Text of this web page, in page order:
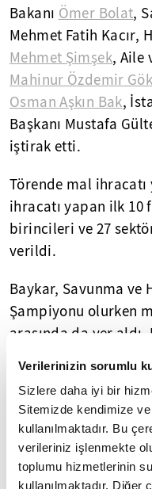
Verilerinizin sorumlu
Sizlere daha iyi bir
Sitemizde kendimize
kullanılmaktadır. Bu
verileriniz işlenmekte
toplumu hizmetlerinin
kullanılmaktadır.
Bakanı Ömer Bolat,
Mehmet Fatih Kacır,
Mehmet Şimşek, Aile
Mahinur Özdemir
Osman Aşkın Bak,
Başkanı Mustafa
iştirak etti.
Törende mal
ihracatı yapan ilk 10
birincileri ve 27
verildi.
Baykar, Savunma ve
Şampiyonu olurken
arasında da yer
Mal ihraç eden ilk
Cumhurbaşkanı
Bakanı Ömer Bolat
Gültepe verdi.
Rafineri, Toyota